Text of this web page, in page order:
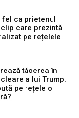
fel ca prietenul
care prezintă
pe rețelele
tăcerea în
a lui Trump.
pe rețele o